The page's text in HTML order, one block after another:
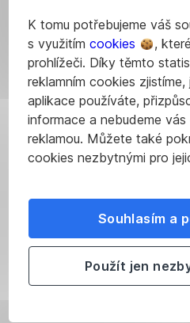
K tomu potřebujeme váš
s využitím cookies
,
prohlížeči. Díky těmto
reklamním cookies
aplikace používáte,
informace a nebudeme
reklamou. Můžete také
cookies nezbytnými pro
Souhlasím a
Použít jen